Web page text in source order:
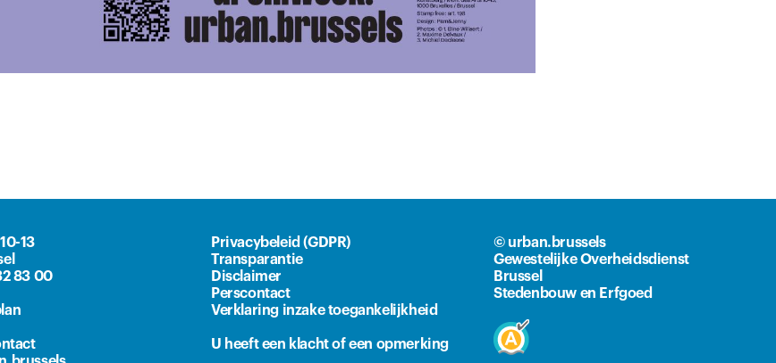
13
83 00
Privacybeleid (GDPR)
Transparantie
Disclaimer
Perscontact
Verklaring inzake toegankelijkheid
U heeft een klacht of een opmerking
© urban.brussels
Gewestelijke Overheidsdienst
Brussel
Stedenbouw en Erfgoed